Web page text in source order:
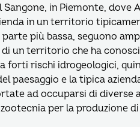
Sangone, in Piemonte, dove
in un territorio
più bassa, seguono
un territorio che ha
forti rischi idrogeologici,
paesaggio e la tipica
ad occuparsi di diverse
per la produzione